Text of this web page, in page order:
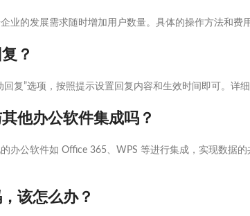
业的发展需求随时增加用户数量。具体的操作方法和费
？
复”选项，按照提示设置回复内容和生效时间即可。详
他办公软件集成吗？
办公软件如 Office 365、WPS 等进行集成，实现数据
该怎么办？